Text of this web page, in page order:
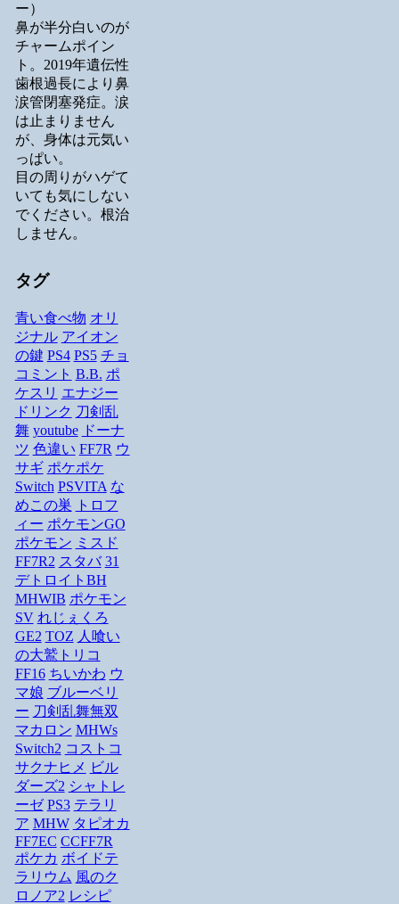
ー）
鼻が半分白いのが
チャームポイン
ト。2019年遺伝性
歯根過長により鼻
涙管閉塞発症。涙
は止まりません
が、身体は元気い
っぱい。
目の周りがハゲて
いても気にしない
でください。根治
しません。
タグ
青い食べ物 オリ
ジナル アイオン
の鍵 PS4 PS5 チョ
コミント B.B. ポ
ケスリ エナジー
ドリンク 刀剣乱
舞 youtube ドーナ
ツ 色違い FF7R ウ
サギ ポケポケ
Switch PSVITA な
めこの巣
トロフ
ィー ポケモンGO
ポケモン ミスド
FF7R2 スタバ 31
デトロイトBH
MHWIB ポケモン
SV れじぇくろ
GE2 TOZ 人喰い
の大鷲トリコ
FF16 ちいかわ ウ
マ娘 ブルーベリ
ー 刀剣乱舞無双
マカロン MHWs
Switch2 コストコ
サクナヒメ ビル
ダーズ2 シャトレ
ーゼ PS3 テラリ
ア MHW タピオカ
FF7EC CCFF7R
ポケカ ボイドテ
ラリウム 風のク
ロノア2 レシピ